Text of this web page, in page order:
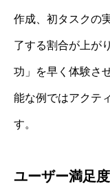
作成、初タスクの
了する割合が上が
功」を早く体験さ
能な例ではアクテ
す。
ユーザー満足